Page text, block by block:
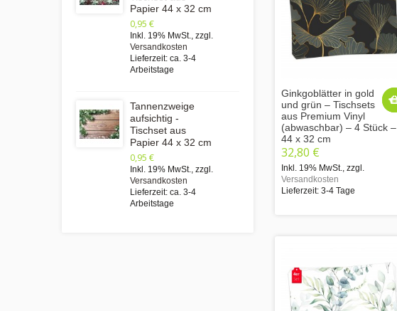
Ginkgoblätter in gold
und grün – Tischsets
aus Premium Vinyl
(abwaschbar) – 4 Stück –
44 x 32 cm
32,80 €
Inkl. 19% MwSt. zzgl.
Versandkosten
Lieferzeit: 3-4 Tage
Papier 44 x 32 cm
0,95 €
Inkl. 19% MwSt., zzgl.
Versandkosten
Lieferzeit: ca. 3-4
Arbeitstage
Tannenzweige
aufsichtig -
Tischset aus
Papier 44 x 32 cm
0,95 €
Inkl. 19% MwSt., zzgl.
Versandkosten
Lieferzeit: ca. 3-4
Arbeitstage